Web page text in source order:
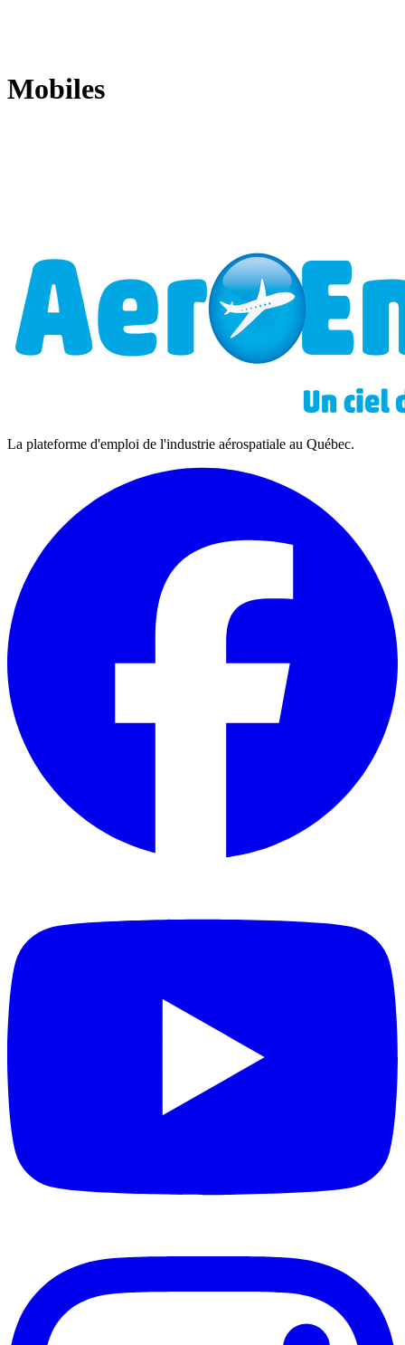
Mobiles
La plateforme d'emploi de l'industrie aérospatiale au Québec.